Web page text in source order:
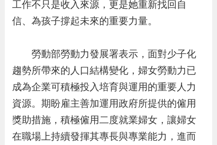
訊
安
策
府
網
站
工作不只是收入來源，更是她重新找回自
信、為孩子撐起未來的重要力量。
勞動部勞動力發展署表示，面對少子化
趨勢所帶來的人口結構變化，婦女勞動力已
成為企業可積極投入培育與運用的重要人力
資源。期盼雇主善加運用政府所提供的僱用
獎助措施，積極僱用二度就業婦女，讓婦女
在職場上持續發揮其專長與專業能力，進而